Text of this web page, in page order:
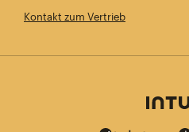
Kontakt zum Vertrieb